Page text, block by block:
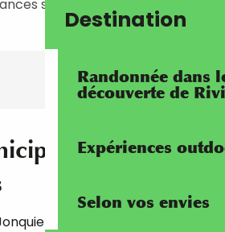
Destination
Randonnée dans
découverte de
Expériences
Selon vos envies
scolaires.
d'Arts
06500 Menton